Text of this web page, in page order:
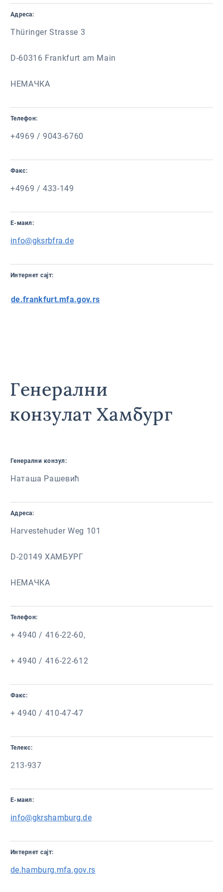
Адреса:
Thüringer Strasse 3
D-60316 Frankfurt am Main
НЕМАЧКА
Телефон:
+4969 / 9043-6760
Факс:
+4969 / 433-149
Е-маил:
info@gksrbfra.de
Интернет сајт:
de.frankfurt.mfa.gov.rs
Генерални
конзулат Хамбург
Генерални конзул:
Наташа Рашевић
Адреса:
Harvestehuder Weg 101
D-20149 ХАМБУРГ
НЕМАЧКА
Телефон:
+ 4940 / 416-22-60,
+ 4940 / 416-22-612
Факс:
+ 4940 / 410-47-47
Телекс:
213-937
Е-маил:
info@gkrshamburg.de
Интернет сајт:
de.hamburg.mfa.gov.rs